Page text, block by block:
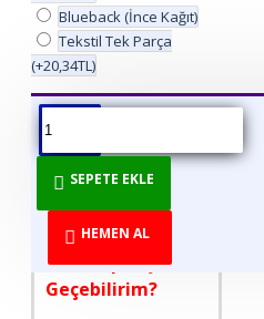
Blueback (İnce Kağıt)
Tekstil Tek Parça
(+20,34TL)
SEPETE EKLE
HEMEN AL
ÜRÜN BILGISI ÜRÜN
DİREKT ÜRETİCİDEN
TÜKETİCİYE!
Nasıl Sipariş
Geçebilirim?